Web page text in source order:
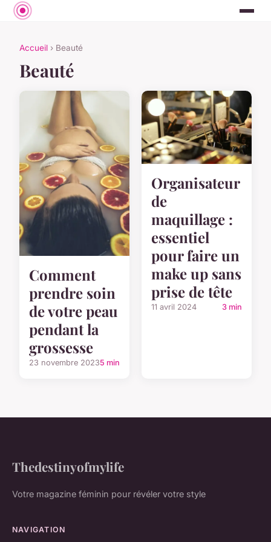
Accueil › Beauté
Beauté
Comment
prendre soin
de votre peau
pendant la
grossesse
23 novembre 20235 min
Organisateur
de
maquillage :
essentiel
pour faire un
make up sans
prise de tête
11 avril 2024 3 min
Thedestinyofmylife
Votre magazine féminin pour révéler votre style
NAVIGATION